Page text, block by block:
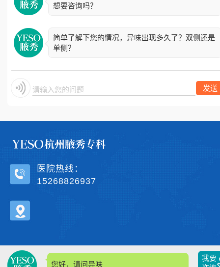
想要咨询吗？
简单了解下您的情况，异味出现多久了？双侧还是
单侧？
请输入您的问题. 发送
您好，请问异味
我要
医院热线：
15268826937